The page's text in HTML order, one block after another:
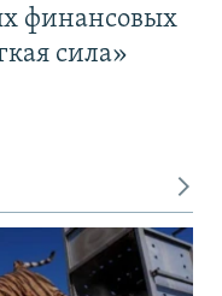
финансовых
сила»